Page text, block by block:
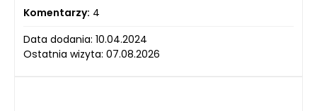
Komentarzy: 4
Data dodania: 10.04.2024
Ostatnia wizyta: 07.08.2026